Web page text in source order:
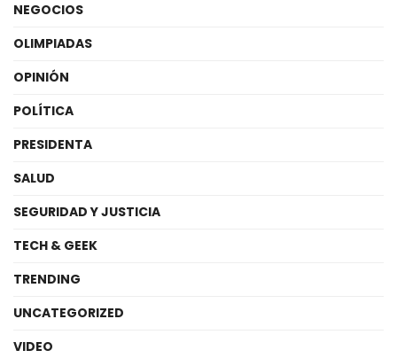
NEGOCIOS
OLIMPIADAS
OPINIÓN
POLÍTICA
PRESIDENTA
SALUD
SEGURIDAD Y JUSTICIA
TECH & GEEK
TRENDING
UNCATEGORIZED
VIDEO